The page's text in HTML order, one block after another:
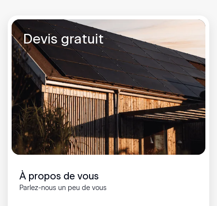
Devis gratuit
À propos de vous
Parlez-nous un peu de vous